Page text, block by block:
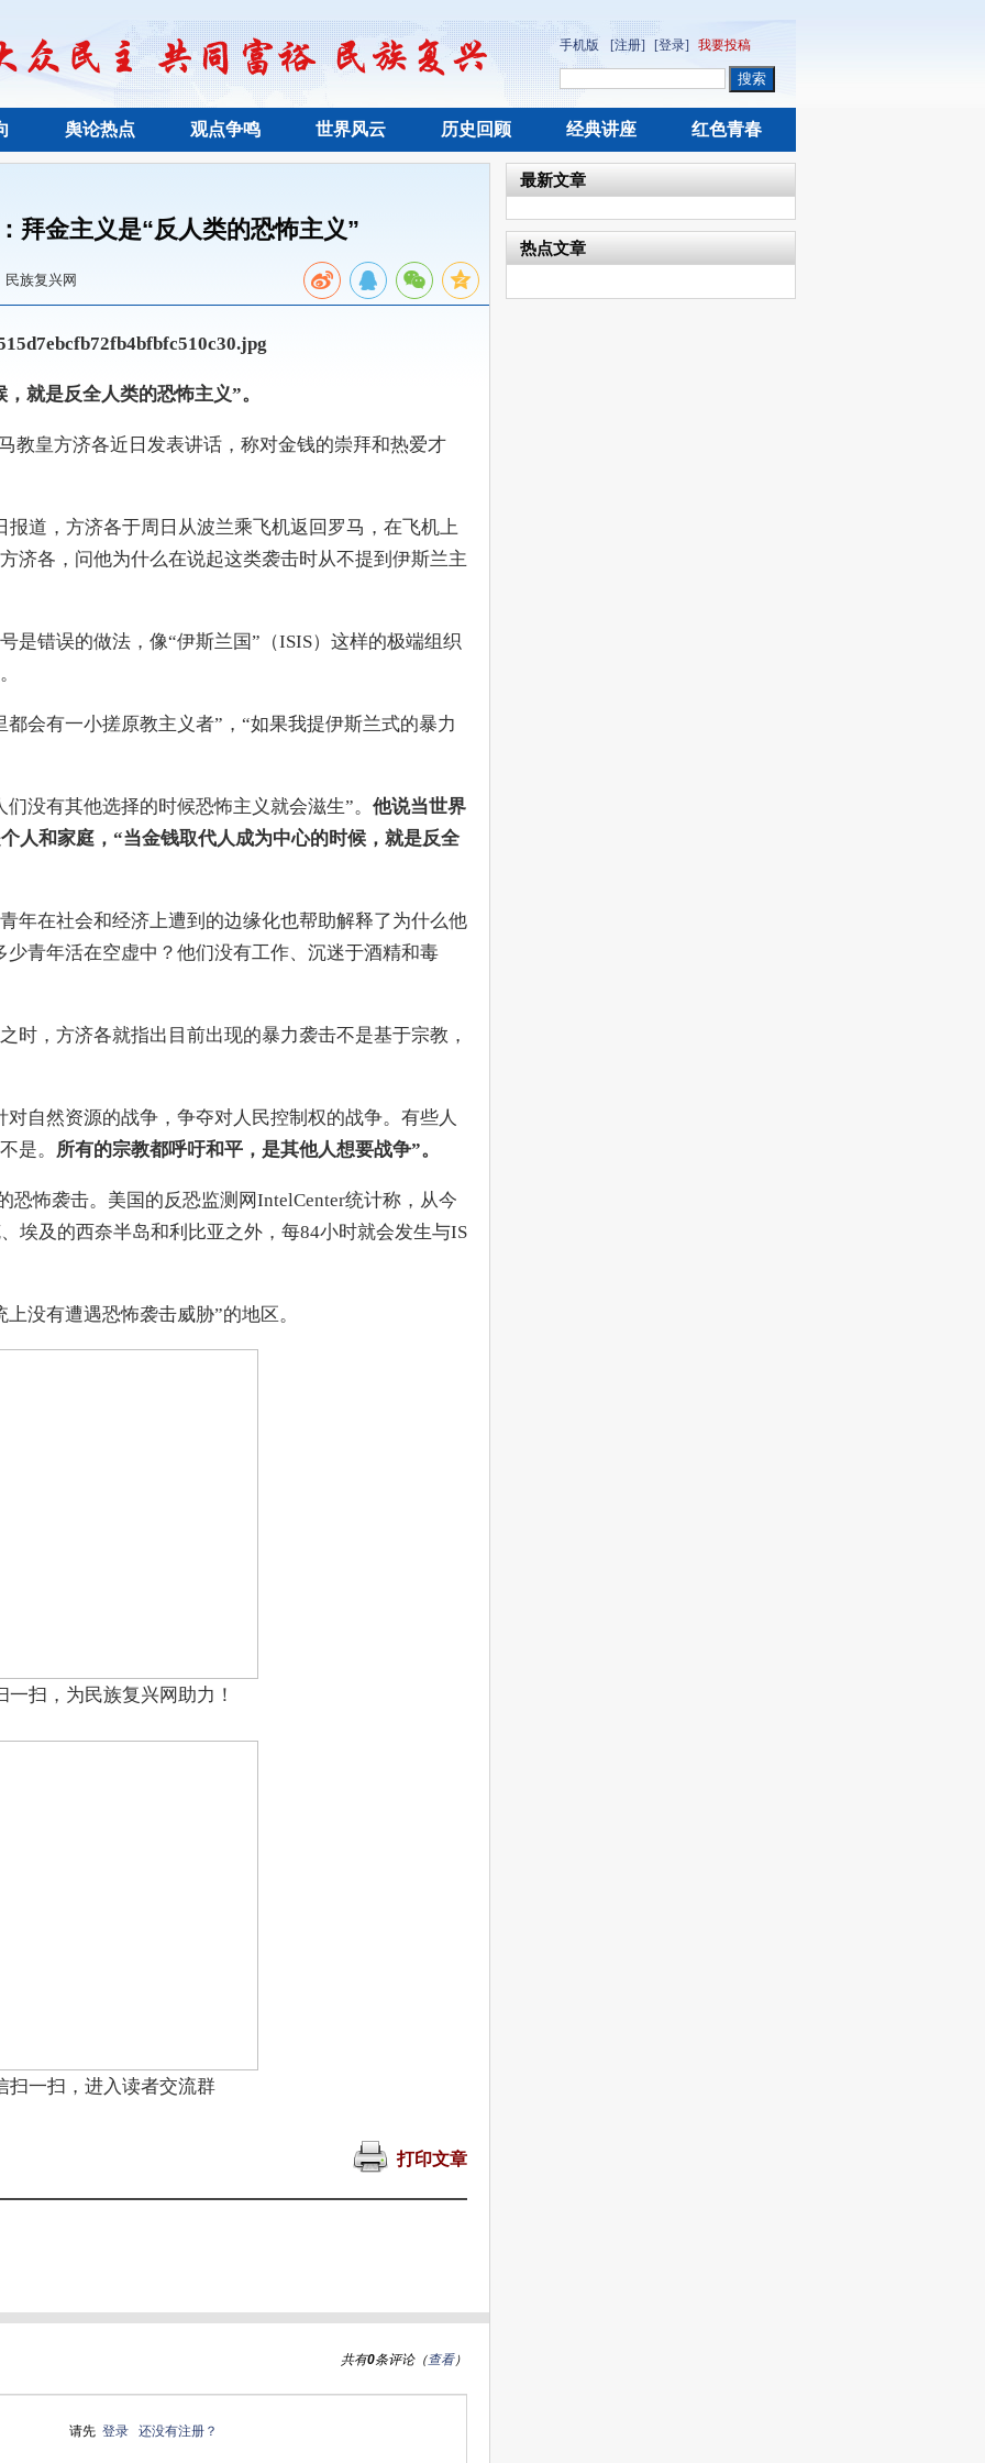
手机版 [注册] [登录] 我要投稿
舆论热点 观点争鸣 世界风云 历史回顾 经典讲座 红色青春
拜金主义是“反人类的恐怖主义”
民族复兴网
是反全人类的恐怖主义”。
皇方济各近日发表讲话，称对金钱的崇拜和热爱才
，方济各于周日从波兰乘飞机返回罗马，在飞机上
济各，问他为什么在说起这类袭击时从不提到伊斯兰主
错误的做法，像“伊斯兰国”（ISIS）这样的极端组织
有一小搓原教主义者”，“如果我提伊斯兰式的暴力
有其他选择的时候恐怖主义就会滋生”。 他说当世界
人和家庭，“当金钱取代人成为中心的时候，就是反全
在社会和经济上遭到的边缘化也帮助解释了为什么他
青年活在空虚中？他们没有工作、沉迷于酒精和毒
，方济各就指出目前出现的暴力袭击不是基于宗教，
然资源的战争，争夺对人民控制权的战争。有些人
是。 所有的宗教都呼吁和平，是其他人想要战争”。
袭击。美国的反恐监测网IntelCenter统计称，从今
埃及的西奈半岛和利比亚之外，每84小时就会发生与IS
有遭遇恐怖袭击威胁”的地区。
一扫，为民族复兴网助力！
扫一扫，进入读者交流群
打印文章
共有0条评论（查看）
请先 登录 还没有注册？
最新文章
热点文章